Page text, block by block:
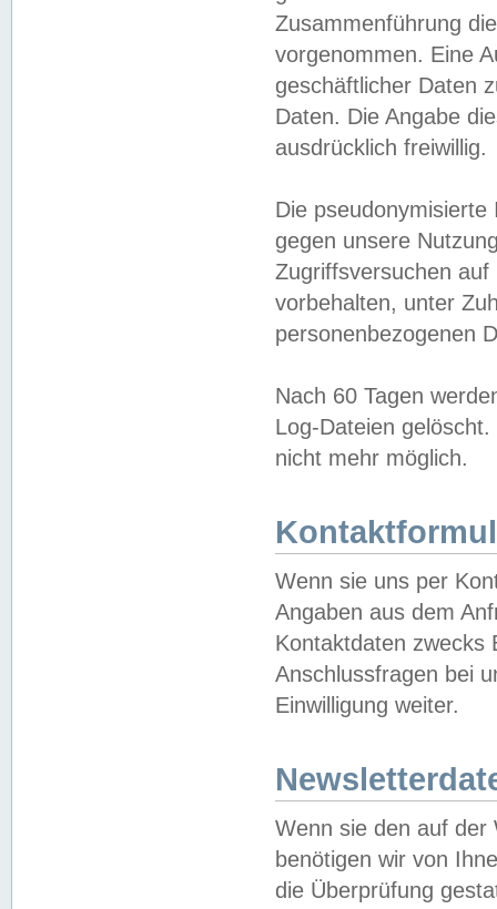
Zusammenführung
vorgenommen. Eine
geschäftlicher Daten
Daten. Die Angabe
ausdrücklich freiwillig.
Die
gegen unsere
Zugriffsversuchen
vorbehalten, unter
personenbezogenen
Nach 60 Tagen
Log-Dateien
nicht mehr möglich.
Wenn sie uns per
Angaben aus dem
Kontaktdaten zwecks
Anschlussfragen bei
Einwilligung weiter.
Wenn sie den auf der
benötigen wir von
die Überprüfung